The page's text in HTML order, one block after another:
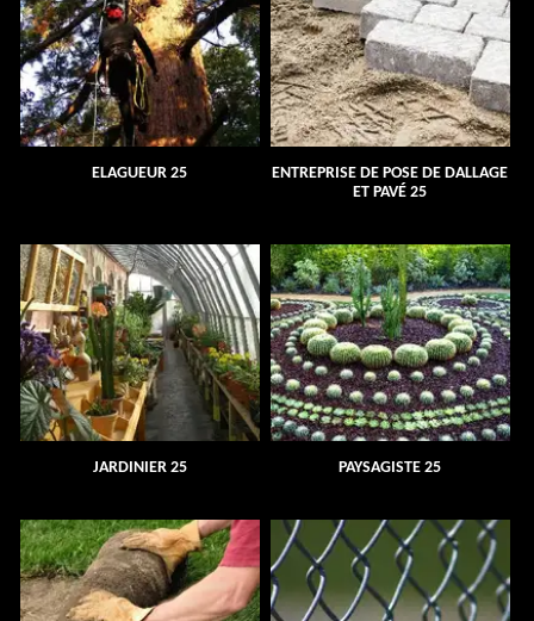
ELAGUEUR 25
ENTREPRISE DE POSE DE DALLAGE
ET PAVÉ 25
JARDINIER 25 PAYSAGISTE 25